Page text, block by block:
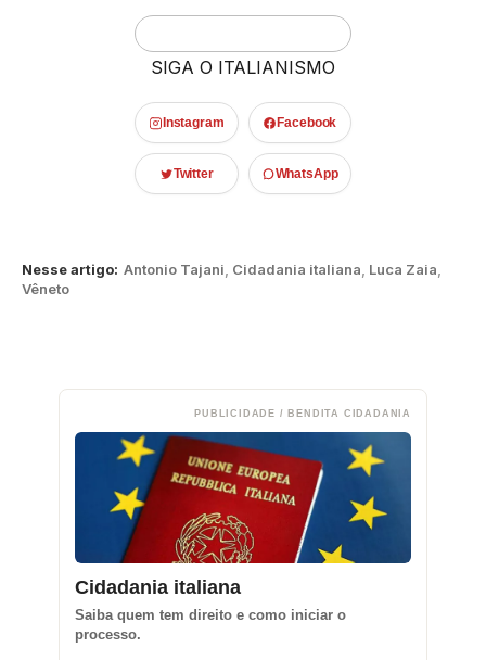
SIGA O ITALIANISMO
Instagram Facebook
Twitter WhatsApp
Nesse artigo: Antonio Tajani, Cidadania italiana, Luca Zaia,
Vêneto
PUBLICIDADE / BENDITA CIDADANIA
Cidadania italiana
Saiba quem tem direito e como iniciar o
processo.